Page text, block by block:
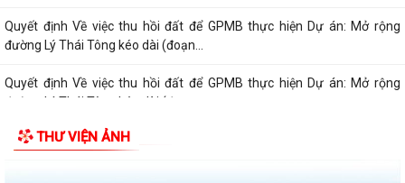
Quyết định Về việc thu hồi đất để GPMB thực hiện Dự án: Mở rộng
đường Lý Thái Tông kéo dài (đoạn...
Quyết định Về việc thu hồi đất để GPMB thực hiện Dự án: Mở rộng
đường Lý Thái Tông kéo dài (đoạn...
Quyết định Về việc thu hồi đất để GPMB thực hiện Dự án: Mở rộng
THƯ VIỆN ẢNH